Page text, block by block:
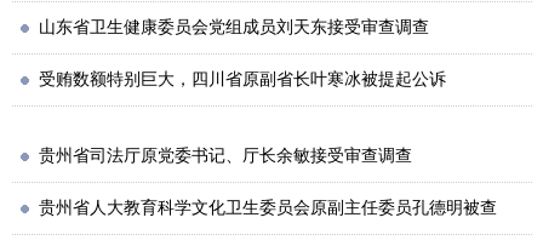
山东省卫生健康委员会党组成员刘天东接受审查调查
受贿数额特别巨大，四川省原副省长叶寒冰被提起公诉
贵州省司法厅原党委书记、厅长余敏接受审查调查
贵州省人大教育科学文化卫生委员会原副主任委员孔德明被查